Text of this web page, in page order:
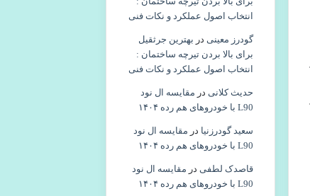
انتخاب اصول عملکرد و نکات فنی
گودرز معینی در بهترین جرثقیل
برای بالا بردن تیرچه ساختمان :
انتخاب اصول عملکرد و نکات فنی
حدیث کلانی در مقایسه ال نود
L90 با خودروهای هم رده ۱۴۰۴
سعید گودرزنیا در مقایسه ال نود
L90 با خودروهای هم رده ۱۴۰۴
قاصدک لطفی در مقایسه ال نود
L90 با خودروهای هم رده ۱۴۰۴